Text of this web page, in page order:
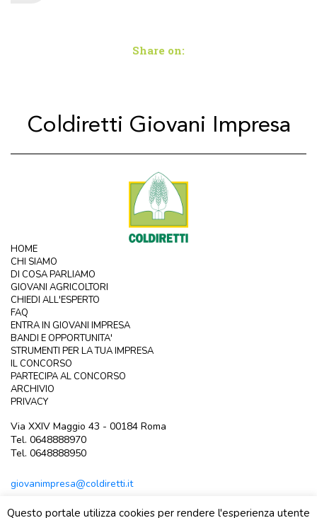
Share on:
Coldiretti Giovani Impresa
HOME
CHI SIAMO
DI COSA PARLIAMO
GIOVANI AGRICOLTORI
CHIEDI ALL'ESPERTO
FAQ
ENTRA IN GIOVANI IMPRESA
BANDI E OPPORTUNITA'
STRUMENTI PER LA TUA IMPRESA
IL CONCORSO
PARTECIPA AL CONCORSO
ARCHIVIO
PRIVACY
Via XXIV Maggio 43 - 00184 Roma
Tel. 0648888970
Tel. 0648888950
giovanimpresa@coldiretti.it
Questo portale utilizza cookies per rendere l'esperienza utente